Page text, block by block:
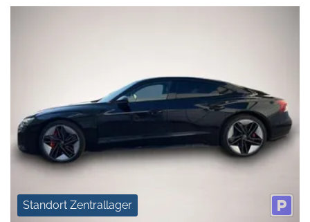
Standort Zentrallager